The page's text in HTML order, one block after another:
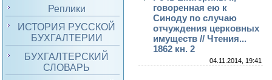
Реплики
ИСТОРИЯ РУССКОЙ
БУХГАЛТЕРИИ
БУХГАЛТЕРСКИЙ
СЛОВАРЬ
говоренная ею к
Синоду по случаю
отчуждения церковных
имуществ // Чтения...
1862 кн. 2
04.11.2014, 19:41